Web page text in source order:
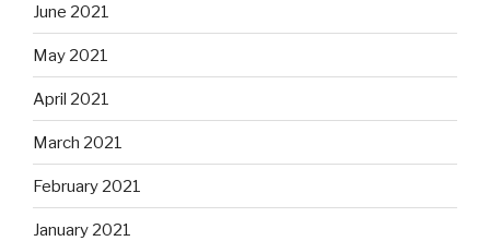
June 2021
May 2021
April 2021
March 2021
February 2021
January 2021